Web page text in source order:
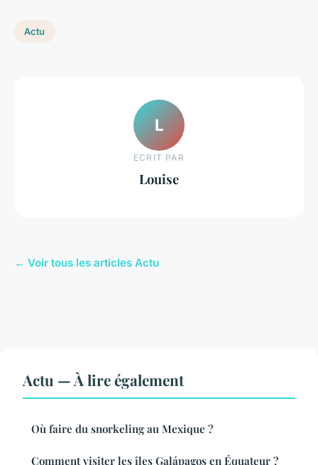
Actu
L
ECRIT PAR
Louise
← Voir tous les articles Actu
Actu — À lire également
Où faire du snorkeling au Mexique ?
Comment visiter les îles Galápagos en Équateur ?